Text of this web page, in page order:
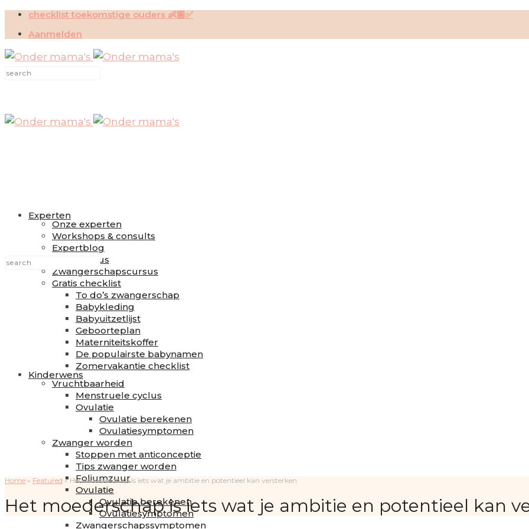
checklist toekomstige ouders 👶🏼✅
Aanmelden
Experten
Onze experten
Workshops & consults
Expertblog
Slaapcursus
Zwangerschapscursus
Gratis checklist
To do’s zwangerschap
Babykleding
Babyuitzetlijst
Geboorteplan
Materniteitskoffer
De populairste babynamen
Zomervakantie checklist
Kinderwens
Vruchtbaarheid
Menstruele cyclus
Ovulatie
Ovulatie berekenen
Ovulatiesymptomen
Zwanger worden
Stoppen met anticonceptie
Tips zwanger worden
Foliumzuur
Ovulatie
Ovulatie berekenen
Ovulatiesymptomen
Zwangerschapssymptomen
Home » Featured » Het moederschap is iets wat je ambitie en potentieel kan versterken
Het moederschap is iets wat je ambitie en potentieel kan